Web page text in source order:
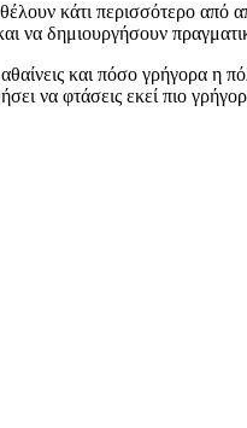
κάτι περισσότερο
να δημιουργήσουν
και πόσο γρήγορα η
να φτάσεις εκεί πιο